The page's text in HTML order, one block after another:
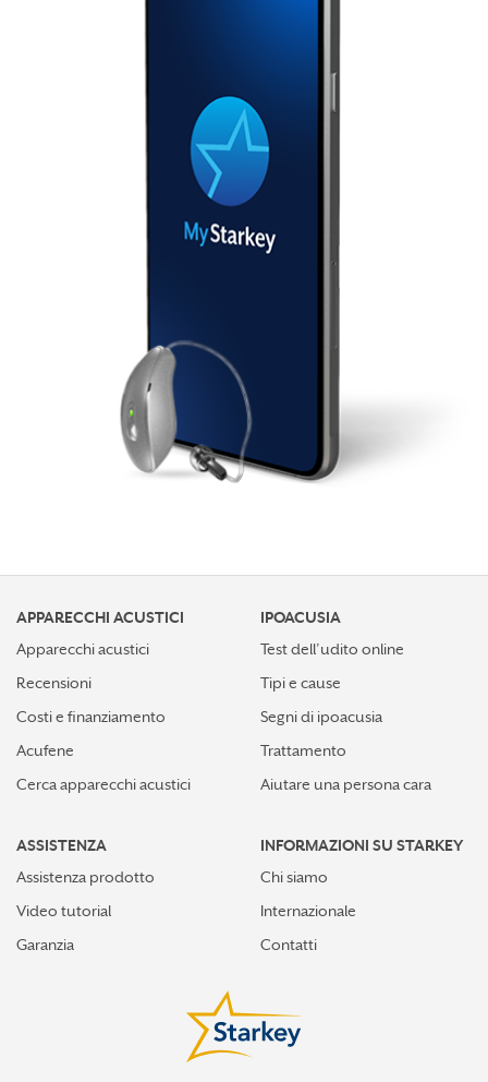
APPARECCHI ACUSTICI
Apparecchi acustici
Recensioni
Costi e finanziamento
Acufene
Cerca apparecchi acustici
IPOACUSIA
Test dell’udito online
Tipi e cause
Segni di ipoacusia
Trattamento
Aiutare una persona cara
ASSISTENZA
Assistenza prodotto
Video tutorial
Garanzia
INFORMAZIONI SU STARKEY
Chi siamo
Internazionale
Contatti